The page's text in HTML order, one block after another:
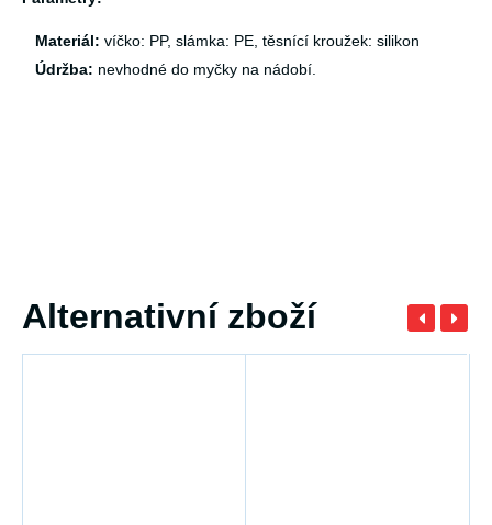
Materiál: víčko: PP, slámka: PE, těsnící kroužek: silikon
Údržba: nevhodné do myčky na nádobí.
Alternativní zboží